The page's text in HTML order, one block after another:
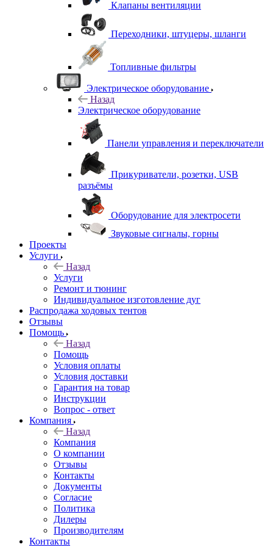
Клапаны вентиляции
Переходники, штуцеры, шланги
Топливные фильтры
Электрическое оборудование
Назад
Электрическое оборудование
Панели управления и переключатели
Прикуриватели, розетки, USB
разъёмы
Оборудование для электросети
Звуковые сигналы, горны
Проекты
Услуги
Назад
Услуги
Ремонт и тюнинг
Индивидуальное изготовление дуг
Распродажа ходовых тентов
Отзывы
Помощь
Назад
Помощь
Условия оплаты
Условия доставки
Гарантия на товар
Инструкции
Вопрос - ответ
Компания
Назад
Компания
О компании
Отзывы
Контакты
Документы
Согласие
Политика
Дилеры
Производителям
Контакты